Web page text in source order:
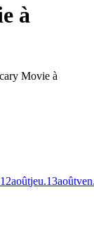
à
Movie à
12aoûtjeu.13août